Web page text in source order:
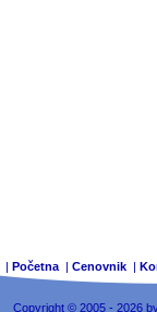
| Početna | Cenovnik |
Copyright © 2005 - 2026